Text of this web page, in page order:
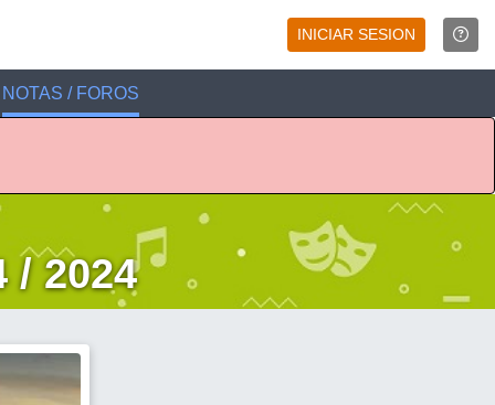
INICIAR SESION
NOTAS / FOROS
/ 2024